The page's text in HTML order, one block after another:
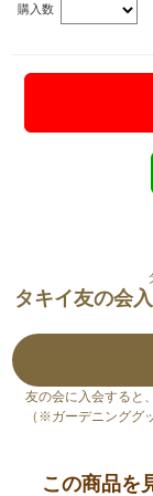
購入数
タキイ友の会
友の会に入会すると
（※ガーデニンググ
この商品を